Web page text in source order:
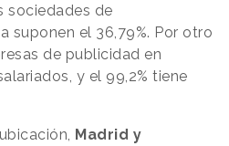
sociedades de
suponen el 36,79%. Por otro
de publicidad en
y el 99,2% tiene
Madrid y